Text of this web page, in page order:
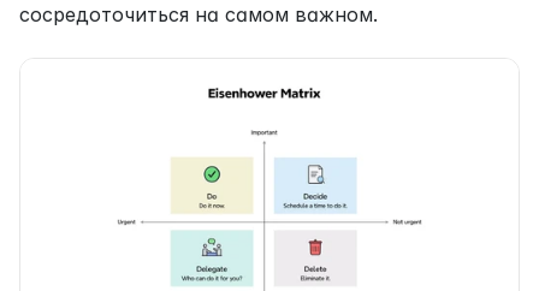
сосредоточиться на самом важном.